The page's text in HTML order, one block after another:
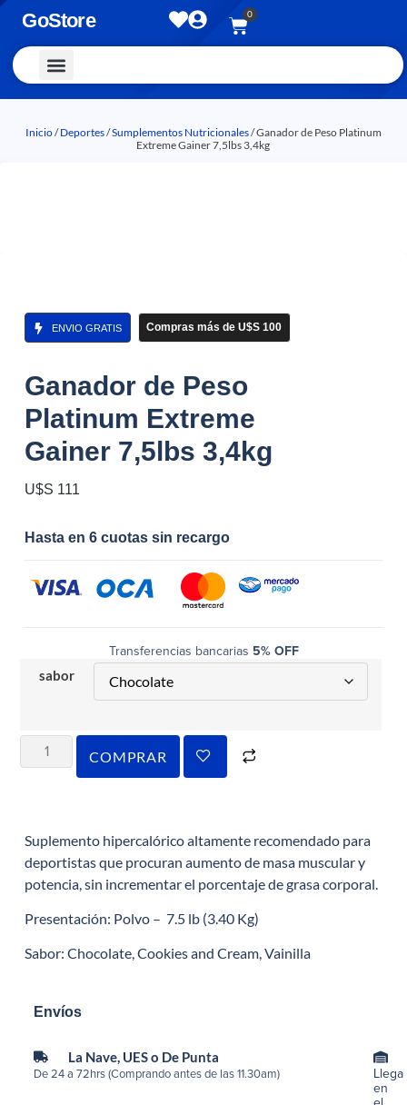
GoStore 0
Inicio/Deportes/Sumplementos Nutricionales/ Ganador de Peso Platinum
Extreme Gainer 7,5lbs 3,4kg
ENVIO GRATIS Compras más de U$S 100
Ganador de Peso
Platinum Extreme
Gainer 7,5lbs 3,4kg
U$S 111
Hasta en 6 cuotas sin recargo
Transferencias bancarias 5% OFF
sabor
COMPRAR
Suplemento hipercalórico altamente recomendado para
deportistas que procuran aumento de masa muscular y
potencia, sin incrementar el porcentaje de grasa corporal.
Presentación: Polvo – 7.5 lb (3.40 Kg)
Sabor: Chocolate, Cookies and Cream, Vainilla
Envíos
La Nave, UES o De Punta
De 24 a 72hrs (Comprando antes de las 11.30am)
Llega
en